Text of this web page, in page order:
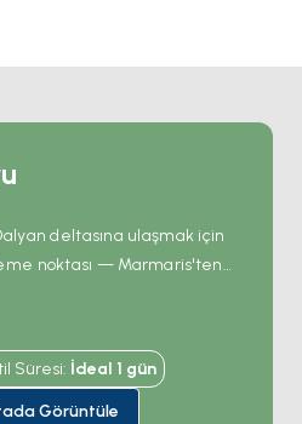
deltasına ulaşmak için
noktası — Marmaris'ten
dakika. Demirleme
nehir tekneleriDalyan
su üzerindeki
kaya mezarlarının
Süresi: İdeal 1 gün
Görüntüle